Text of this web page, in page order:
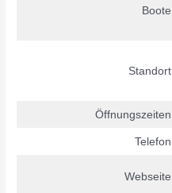
Boote
Standort
Öffnungszeiten
Telefon
Webseite